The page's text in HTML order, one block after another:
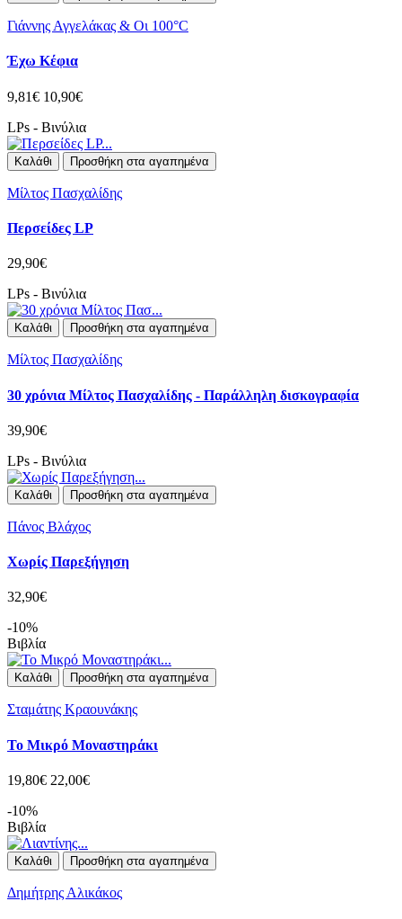
Γιάννης Αγγελάκας & Οι 100°C
Έχω Κέφια
9,81€ 10,90€
LPs - Βινύλια
Καλάθι Προσθήκη στα αγαπημένα
Μίλτος Πασχαλίδης
Περσείδες LP
29,90€
LPs - Βινύλια
Καλάθι Προσθήκη στα αγαπημένα
Μίλτος Πασχαλίδης
30 χρόνια Μίλτος Πασχαλίδης - Παράλληλη δισκογραφία
39,90€
LPs - Βινύλια
Καλάθι Προσθήκη στα αγαπημένα
Πάνος Βλάχος
Χωρίς Παρεξήγηση
32,90€
-10%
Βιβλία
Καλάθι Προσθήκη στα αγαπημένα
Σταμάτης Κραουνάκης
Το Μικρό Μοναστηράκι
19,80€ 22,00€
-10%
Βιβλία
Καλάθι Προσθήκη στα αγαπημένα
Δημήτρης Αλικάκος